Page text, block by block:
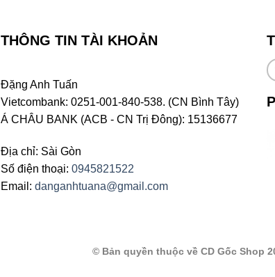
THÔNG TIN TÀI KHOẢN
Đặng Anh Tuấn
Vietcombank: 0251-001-840-538. (CN Bình Tây)
Á CHÂU BANK (ACB - CN Trị Đông): 15136677
Địa chỉ: Sài Gòn
Số điện thoại: 0945821522
Email: danganhtuana@gmail.com
© Bản quyền thuộc về CD Gốc Shop